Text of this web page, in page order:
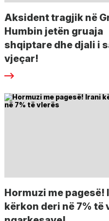
Aksident tragjik në
Humbin jetën gruaja
shqiptare dhe djali i
vjeçar!
Hormuzi me pagesë!
kërkon deri në 7% të